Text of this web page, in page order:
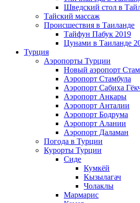
Шведский стол в
Тайский массаж
Происшествия в Таиланде
Тайфун Пабук 2019
Цунами в Таиланде
Турция
Аэропорты Турции
Новый аэропорт
Аэропорт Стамбула
Аэропорт Сабиха
Аэропорт Анкары
Аэропорт Анталии
Аэропорт Бодрума
Аэропорт Алании
Аэропорт Даламан
Погода в Турции
Курорты Турции
Сиде
Кумкёй
Кызылагач
Чолаклы
Мармарис